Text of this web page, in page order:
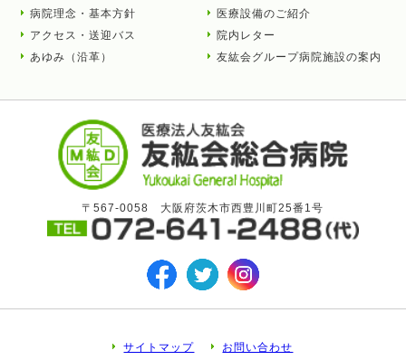
病院理念・基本方針
アクセス・送迎バス
あゆみ（沿革）
医療設備のご紹介
院内レター
友紘会グループ病院施設の案内
〒567-0058 大阪府茨木市西豊川町25番1号
サイトマップ お問い合わせ